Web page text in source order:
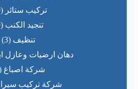
تركيب ستائر (10)
تنجيد الكنب (9)
تنظيف (3)
دهان ارضيات وعازل
شركة اصباغ
شركة تركيب